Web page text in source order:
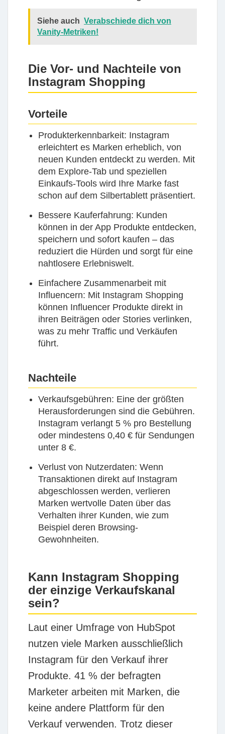
Siehe auch Verabschiede dich von
Vanity-Metriken!
Die Vor- und Nachteile von
Instagram Shopping
Vorteile
Produkterkennbarkeit: Instagram
erleichtert es Marken erheblich, von
neuen Kunden entdeckt zu werden. Mit
dem Explore-Tab und speziellen
Einkaufs-Tools wird Ihre Marke fast
schon auf dem Silbertablett präsentiert.
Bessere Kauferfahrung: Kunden
können in der App Produkte entdecken,
speichern und sofort kaufen – das
reduziert die Hürden und sorgt für eine
nahtlosere Erlebniswelt.
Einfachere Zusammenarbeit mit
Influencern: Mit Instagram Shopping
können Influencer Produkte direkt in
ihren Beiträgen oder Stories verlinken,
was zu mehr Traffic und Verkäufen
führt.
Nachteile
Verkaufsgebühren: Eine der größten
Herausforderungen sind die Gebühren.
Instagram verlangt 5 % pro Bestellung
oder mindestens 0,40 € für Sendungen
unter 8 €.
Verlust von Nutzerdaten: Wenn
Transaktionen direkt auf Instagram
abgeschlossen werden, verlieren
Marken wertvolle Daten über das
Verhalten ihrer Kunden, wie zum
Beispiel deren Browsing-
Gewohnheiten.
Kann Instagram Shopping
der einzige Verkaufskanal
sein?
Laut einer Umfrage von HubSpot
nutzen viele Marken ausschließlich
Instagram für den Verkauf ihrer
Produkte. 41 % der befragten
Marketer arbeiten mit Marken, die
keine andere Plattform für den
Verkauf verwenden. Trotz dieser